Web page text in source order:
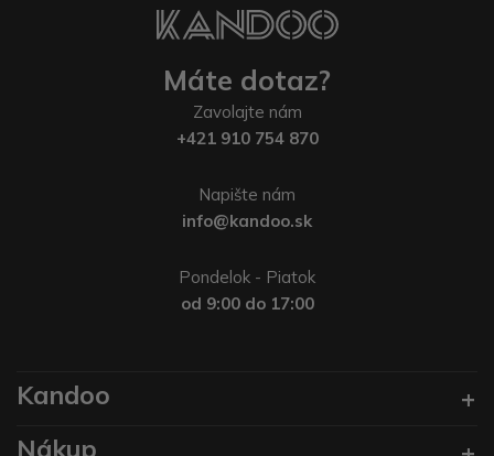
Máte dotaz?
Zavolajte nám
+421 910 754 870
Napište nám
info@kandoo.sk
Pondelok - Piatok
od 9:00 do 17:00
Kandoo
Nákup